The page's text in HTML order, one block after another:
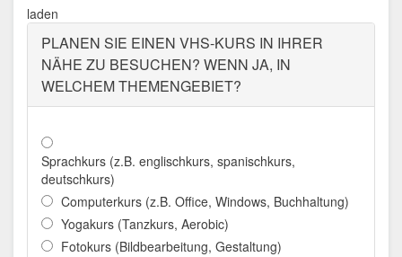
laden
PLANEN SIE EINEN VHS-KURS IN IHRER
NÄHE ZU BESUCHEN? WENN JA, IN
WELCHEM THEMENGEBIET?
Sprachkurs (z.B. englischkurs, spanischkurs,
deutschkurs)
Computerkurs (z.B. Office, Windows, Buchhaltung)
Yogakurs (Tanzkurs, Aerobic)
Fotokurs (Bildbearbeitung, Gestaltung)